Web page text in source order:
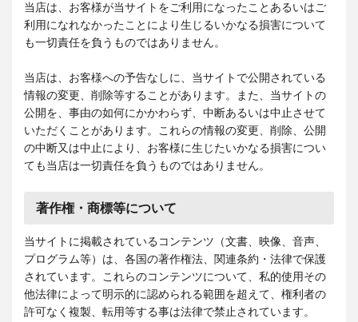
当店は、お客様が当サイトをご利用になったことあるいはご
利用になれなかったことにより生じるいかなる損害について
も一切責任を負うものではありません。
当店は、お客様への予告なしに、当サイトで公開されている
情報の変更、削除等することがあります。また、当サイトの
公開を、事由の如何にかかわらず、中断あるいは中止させて
いただくことがあります。これらの情報の変更、削除、公開
の中断又は中止により、お客様に生じたいかなる損害につい
ても当店は一切責任を負うものではありません。
著作権・商標等について
当サイトに掲載されているコンテンツ（文書、映像、音声、
プログラム等）は、各国の著作権法、関連条約・法律で保護
されています。これらのコンテンツについて、私的使用その
他法律によって明示的に認められる範囲を超えて、権利者の
許可なく複製、転用等する事は法律で禁止されています。